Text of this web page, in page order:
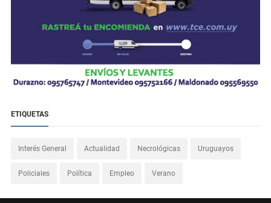
ETIQUETAS
Interés General Actualidad Necrológicas Uruguayos
Policiales Política Empleo Verano